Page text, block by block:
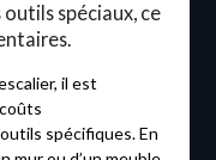
spéciaux, ce
il est
spécifiques. En